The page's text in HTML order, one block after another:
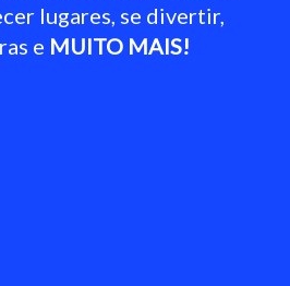
lugares, se divertir,
e MUITO MAIS!